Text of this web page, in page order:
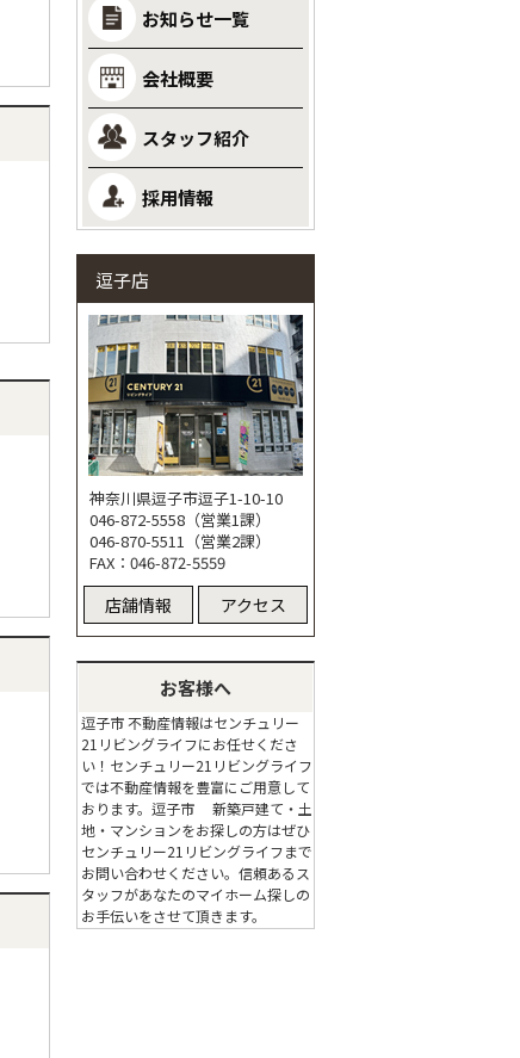
お知らせ一覧
会社概要
スタッフ紹介
採用情報
逗子店
神奈川県逗子市逗子1-10-10
046-872-5558（営業1課）
046-870-5511（営業2課）
FAX：046-872-5559
店舗情報 アクセス
お客様へ
逗子市 不動産情報はセンチュリー
21リビングライフにお任せくださ
い！センチュリー21リビングライフ
では不動産情報を豊富にご用意して
おります。逗子市 新築戸建て・土
地・マンションをお探しの方はぜひ
センチュリー21リビングライフまで
お問い合わせください。信頼あるス
タッフがあなたのマイホーム探しの
お手伝いをさせて頂きます。